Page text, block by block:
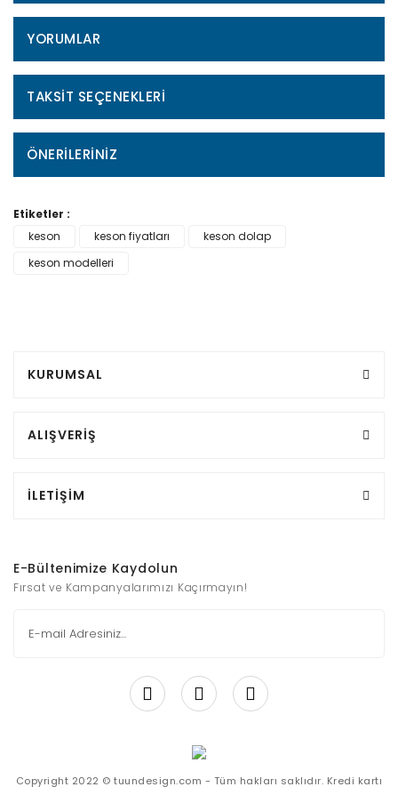
YORUMLAR
TAKSIT SEÇENEKLERI
ÖNERILERINIZ
Etiketler :
keson
keson fiyatları
keson dolap
keson modelleri
KURUMSAL
ALIŞVERİŞ
İLETİŞİM
E-Bültenimize Kaydolun
Fırsat ve Kampanyalarımızı Kaçırmayın!
Copyright 2022 © tuundesign.com - Tüm hakları saklıdır. Kredi kartı